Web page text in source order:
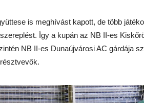
is meghívást kapott, de több
Így a kupán az NB II-es
NB II-es Dunaújvárosi AC gárdája